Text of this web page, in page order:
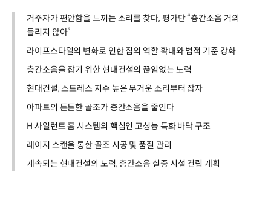
거주자가 편안함을 느끼는 소리를 찾다, 평가단 “층간소음 거의
들리지 않아”
라이프스타일의 변화로 인한 집의 역할 확대와 법적 기준 강화
층간소음을 잡기 위한 현대건설의 끊임없는 노력
현대건설, 스트레스 지수 높은 무거운 소리부터 잡자
아파트의 튼튼한 골조가 층간소음을 줄인다
H 사일런트 홈 시스템의 핵심인 고성능 특화 바닥 구조
레이저 스캔을 통한 골조 시공 및 품질 관리
계속되는 현대건설의 노력, 층간소음 실증 시설 건립 계획